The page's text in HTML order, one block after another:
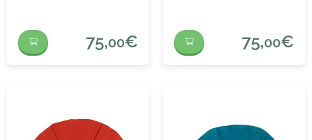
75,00€ 75,00€